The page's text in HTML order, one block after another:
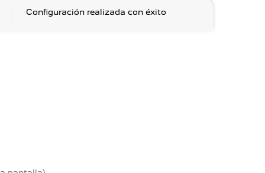
Configuración realizada con éxito